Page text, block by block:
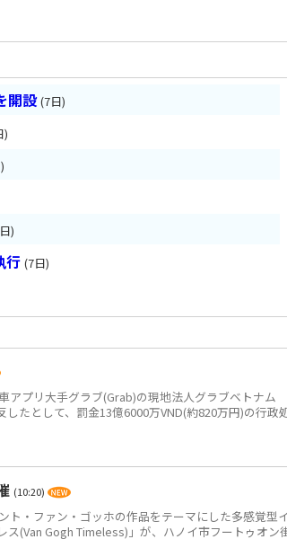
開設 (7日)
)
)
行 (7日)
プリ大手グラブ(Grab)の現地法人グラブベトナム
たとして、罰金13億6000万VND(約820万円)の行政
(10:20)
・ファン・ゴッホの作品をテーマにした多感覚型イ
(Van Gogh Timeless)」が、ハノイ市フートゥオン